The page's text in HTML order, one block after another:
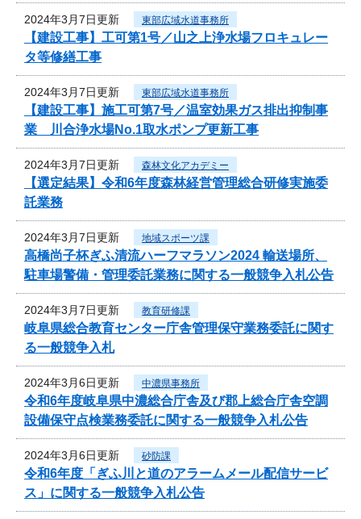
2024年3月7日更新 東部広域水道事務所
【建設工事】工可第1号／山之上浄水場フロキュレー
タ等修繕工事
2024年3月7日更新 東部広域水道事務所
【建設工事】施工可第7号／温室効果ガス排出抑制事
業 川合浄水場No.1取水ポンプ更新工事
2024年3月7日更新 森林文化アカデミー
【選定結果】令和6年度森林経営管理総合研修実施委
託業務
2024年3月7日更新 地域スポーツ課
高橋尚子杯ぎふ清流ハーフマラソン2024 輸送場所、
駐車場警備・管理委託業務に関する一般競争入札公告
2024年3月7日更新 教育研修課
岐阜県総合教育センター庁舎管理保守業務委託に関す
る一般競争入札
2024年3月6日更新 中濃県事務所
令和6年度岐阜県中濃総合庁舎及び郡上総合庁舎空調
設備保守点検業務委託に関する一般競争入札公告
2024年3月6日更新 砂防課
令和6年度「ぎふ川と道のアラームメール配信サービ
ス」に関する一般競争入札公告